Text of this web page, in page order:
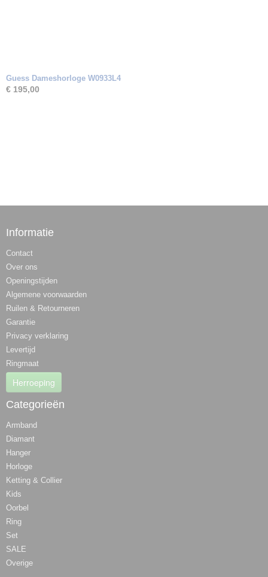
Guess Dameshorloge W0933L4
€ 195,00
Informatie
Contact
Over ons
Openingstijden
Algemene voorwaarden
Ruilen & Retourneren
Garantie
Privacy verklaring
Levertijd
Ringmaat
Herroeping
Categorieën
Armband
Diamant
Hanger
Horloge
Ketting & Collier
Kids
Oorbel
Ring
Set
SALE
Overige